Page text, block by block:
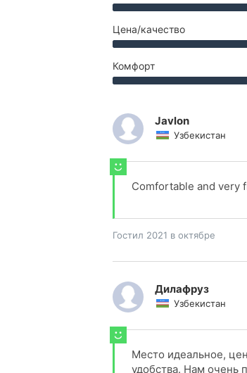
Цена/качество
Комфорт
Javlon
Узбекистан
Comfortable and very
Гостил 2021 в октябре
Дилафруз
Узбекистан
Место идеальное,
удобства. Нам очень